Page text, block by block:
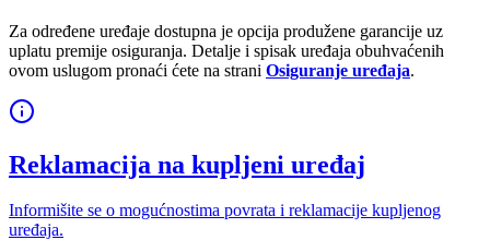
Za određene uređaje dostupna je opcija produžene garancije uz
uplatu premije osiguranja. Detalje i spisak uređaja obuhvaćenih
ovom uslugom pronaći ćete na strani Osiguranje uređaja.
Reklamacija na kupljeni uređaj
Informišite se o mogućnostima povrata i reklamacije kupljenog
uređaja.